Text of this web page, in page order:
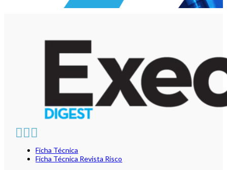
Ficha Técnica
Ficha Técnica Revista Risco